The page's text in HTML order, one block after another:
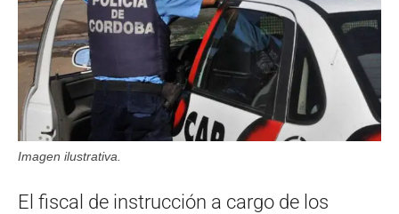
Imagen ilustrativa.
El fiscal de instrucción a cargo de los